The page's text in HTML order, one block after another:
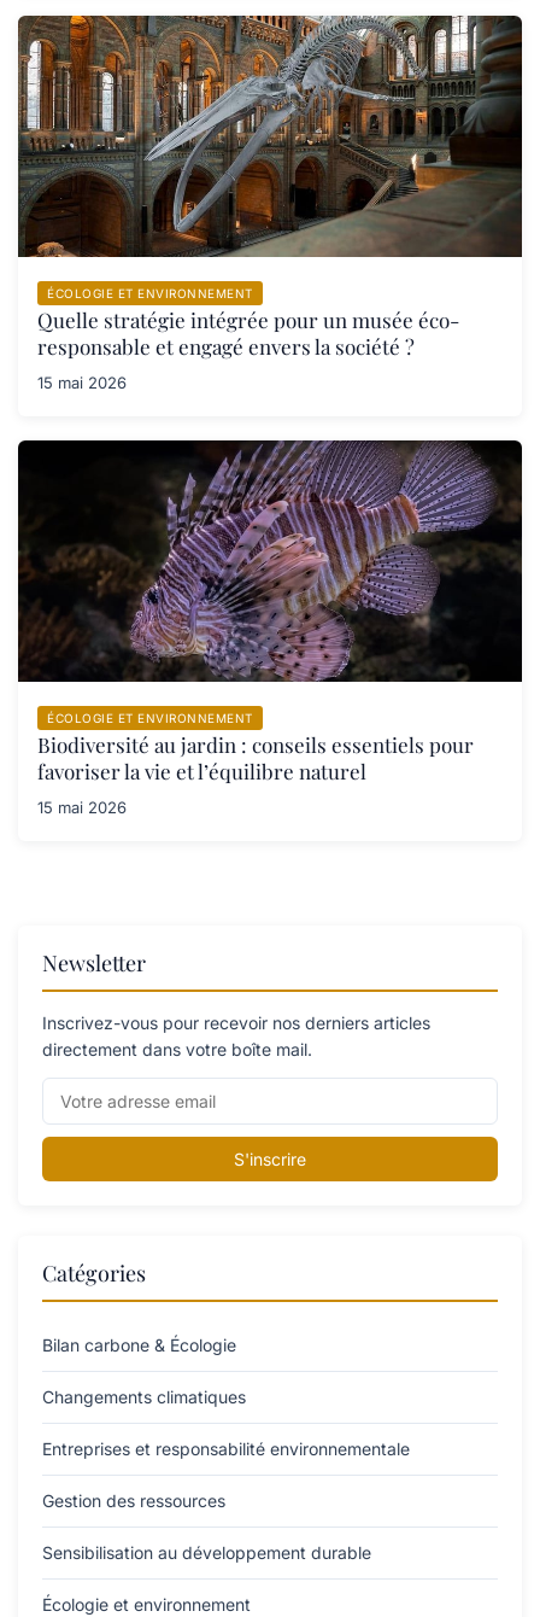
ÉCOLOGIE ET ENVIRONNEMENT
Quelle stratégie intégrée pour un musée éco-
responsable et engagé envers la société ?
15 mai 2026
ÉCOLOGIE ET ENVIRONNEMENT
Biodiversité au jardin : conseils essentiels pour
favoriser la vie et l’équilibre naturel
15 mai 2026
Newsletter
Inscrivez-vous pour recevoir nos derniers articles
directement dans votre boîte mail.
S'inscrire
Catégories
Bilan carbone & Écologie
Changements climatiques
Entreprises et responsabilité environnementale
Gestion des ressources
Sensibilisation au développement durable
Écologie et environnement